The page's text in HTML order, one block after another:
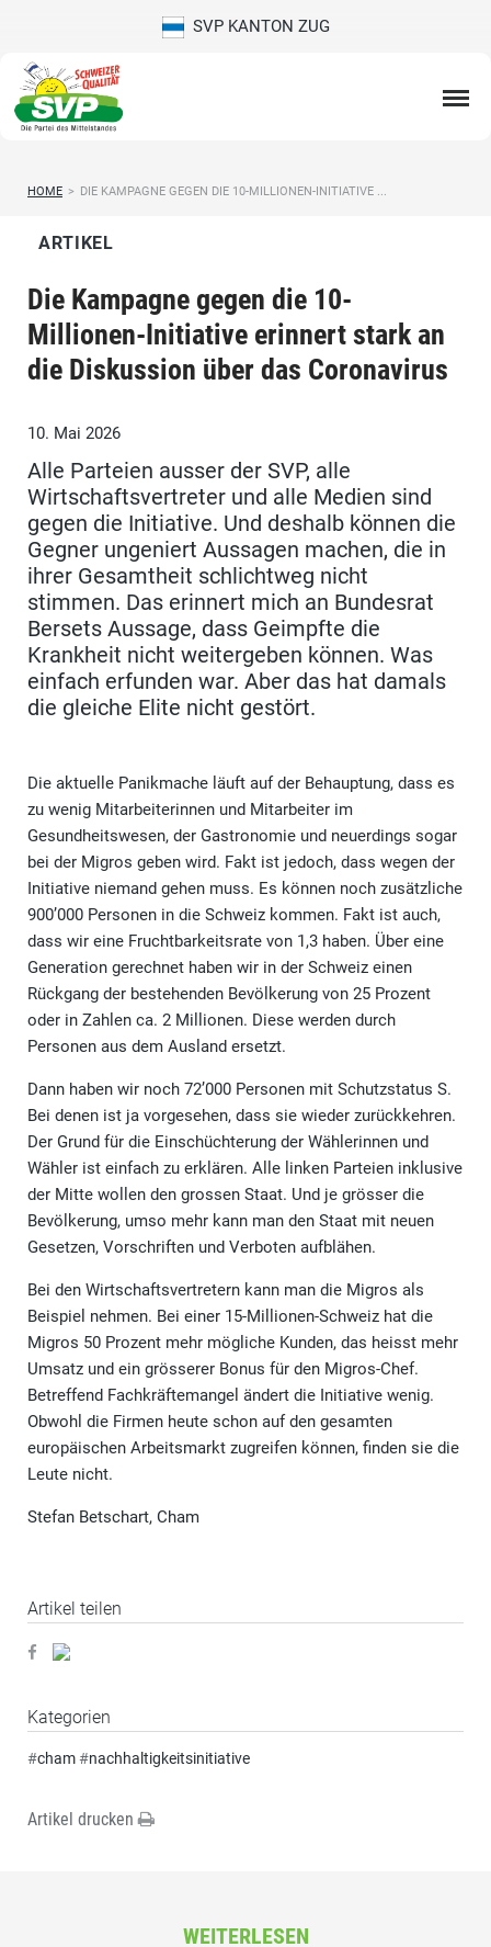
SVP KANTON ZUG
HOME > DIE KAMPAGNE GEGEN DIE 10-MILLIONEN-INITIATIVE ...
ARTIKEL
Die Kampagne gegen die 10-
Millionen-Initiative erinnert stark an
die Diskussion über das Coronavirus
10. Mai 2026
Alle Parteien ausser der SVP, alle
Wirtschaftsvertreter und alle Medien sind
gegen die Initiative. Und deshalb können die
Gegner ungeniert Aussagen machen, die in
ihrer Gesamtheit schlichtweg nicht
stimmen. Das erinnert mich an Bundesrat
Bersets Aussage, dass Geimpfte die
Krankheit nicht weitergeben können. Was
einfach erfunden war. Aber das hat damals
die gleiche Elite nicht gestört.
Die aktuelle Panikmache läuft auf der Behauptung, dass es
zu wenig Mitarbeiterinnen und Mitarbeiter im
Gesundheitswesen, der Gastronomie und neuerdings sogar
bei der Migros geben wird. Fakt ist jedoch, dass wegen der
Initiative niemand gehen muss. Es können noch zusätzliche
900’000 Personen in die Schweiz kommen. Fakt ist auch,
dass wir eine Fruchtbarkeitsrate von 1,3 haben. Über eine
Generation gerechnet haben wir in der Schweiz einen
Rückgang der bestehenden Bevölkerung von 25 Prozent
oder in Zahlen ca. 2 Millionen. Diese werden durch
Personen aus dem Ausland ersetzt.
Dann haben wir noch 72’000 Personen mit Schutzstatus S.
Bei denen ist ja vorgesehen, dass sie wieder zurückkehren.
Der Grund für die Einschüchterung der Wählerinnen und
Wähler ist einfach zu erklären. Alle linken Parteien inklusive
der Mitte wollen den grossen Staat. Und je grösser die
Bevölkerung, umso mehr kann man den Staat mit neuen
Gesetzen, Vorschriften und Verboten aufblähen.
Bei den Wirtschaftsvertretern kann man die Migros als
Beispiel nehmen. Bei einer 15-Millionen-Schweiz hat die
Migros 50 Prozent mehr mögliche Kunden, das heisst mehr
Umsatz und ein grösserer Bonus für den Migros-Chef.
Betreffend Fachkräftemangel ändert die Initiative wenig.
Obwohl die Firmen heute schon auf den gesamten
europäischen Arbeitsmarkt zugreifen können, finden sie die
Leute nicht.
Stefan Betschart, Cham
Artikel teilen
Kategorien
#cham#nachhaltigkeitsinitiative
Artikel drucken
WEITERLESEN